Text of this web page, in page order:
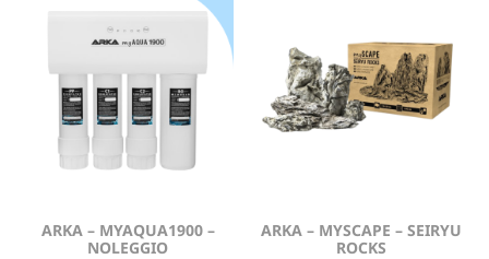
ARKA – MYAQUA1900 –
NOLEGGIO
ARKA – MYSCAPE – SEIRYU
ROCKS